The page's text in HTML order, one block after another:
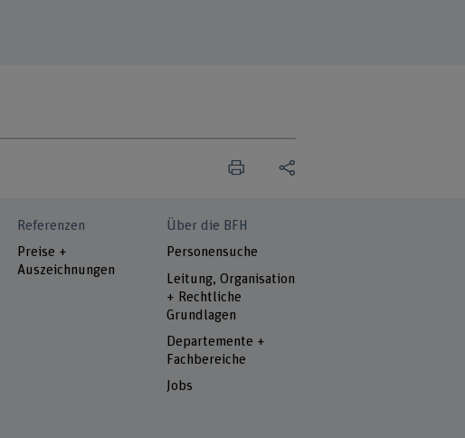
Referenzen
Preise +
Auszeichnungen
Über die BFH
Personensuche
Leitung, Organisation
+ Rechtliche
Grundlagen
Departemente +
Fachbereiche
Jobs